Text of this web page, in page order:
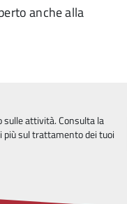
anche alla
attività. Consulta la
più sul trattamento dei tuoi